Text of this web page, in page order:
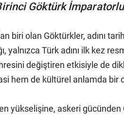
Göktürk
biri olan Göktürkler, adını
yalnızca Türk adını ilk kez
değiştiren etkisiyle de
hem de kültürel anlamda bir
yükselişine, askeri gücünden